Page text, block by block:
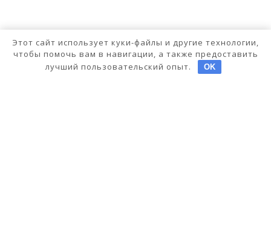
Этот сайт использует куки-файлы и другие технологии,
чтобы помочь вам в навигации, а также предоставить
лучший пользовательский опыт.
OK